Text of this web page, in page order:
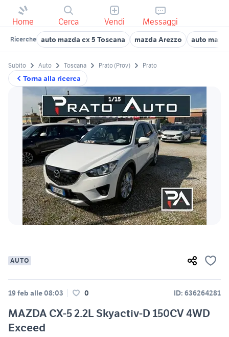
Home Cerca Vendi Messaggi
Ricerche auto mazda cx 5 Toscana mazda Arezzo auto
Torna alla ricerca
Subito Auto Toscana Prato (Prov) Prato
1/15
AUTO
19 feb alle 08:03 0 ID: 636264281
MAZDA CX-5 2.2L Skyactiv-D 150CV 4WD
Exceed